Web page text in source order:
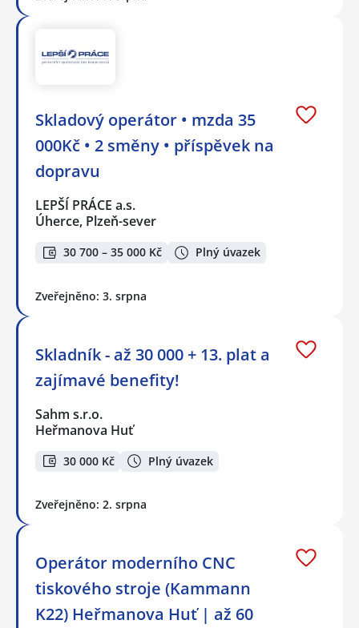
Skladový operátor • mzda 35
000Kč • 2 směny • příspěvek na
dopravu
LEPŠÍ PRÁCE a.s.
Úherce, Plzeň-sever
30 700 – 35 000 Kč Plný úvazek
Zveřejněno: 3. srpna
Skladník - až 30 000 + 13. plat a
zajímavé benefity!
Sahm s.r.o.
Heřmanova Huť
30 000 Kč Plný úvazek
Zveřejněno: 2. srpna
Operátor moderního CNC
tiskového stroje (Kammann
K22) Heřmanova Huť | až 60